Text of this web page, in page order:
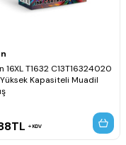
16XL T1632 C13T16324020
Kapasiteli Muadil
TL KDV